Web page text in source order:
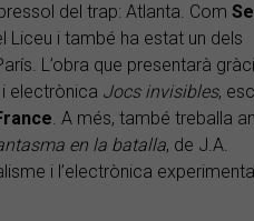
del trap: Atlanta. Com
Liceu i també ha estat un dels
L’obra que presentarà
electrònica Jocs invisibles,
. A més, també treballa
en la batalla, de J.A.
i l’electrònica